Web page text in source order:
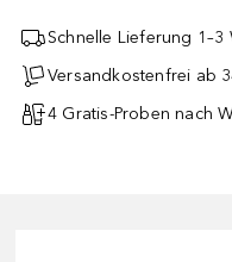
Schnelle Lieferung
Versandkostenfrei ab
4 Gratis-Proben nach